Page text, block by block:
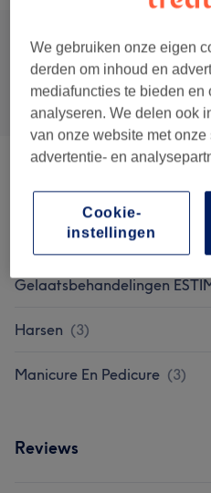
Alle
HYDROPEPTIDE (1)
Wimpers En Wenkbrauwen
Gelaatsbehandelingen
Harsen (3)
Manicure En Pedicure (3)
Reviews
We gebruiken onze eigen
derden om inhoud en
mediafuncties te bieden en
analyseren. We delen ook
van onze website met onze
advertentie- en
Cookie-
instellingen